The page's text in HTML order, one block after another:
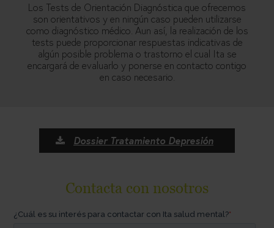
Los Tests de Orientación Diagnóstica que ofrecemos
son orientativos y en ningún caso pueden utilizarse
como diagnóstico médico. Aun así, la realización de los
tests puede proporcionar respuestas indicativas de
algún posible problema o trastorno el cual Ita se
encargará de evaluarlo y ponerse en contacto contigo
en caso necesario.
Dossier Tratamiento Depresión
Contacta con nosotros